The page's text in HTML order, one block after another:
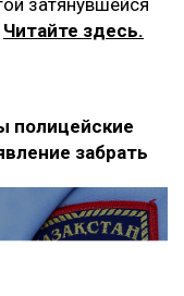
затянувшейся
Читайте здесь.
полицейские
забрать